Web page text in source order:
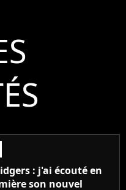
: j'ai écouté en
son nouvel